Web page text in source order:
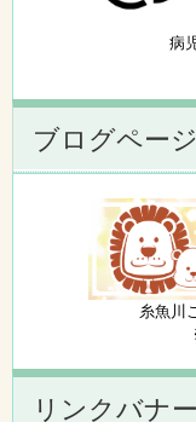
病
ブログページ
糸魚川
リンクバナー